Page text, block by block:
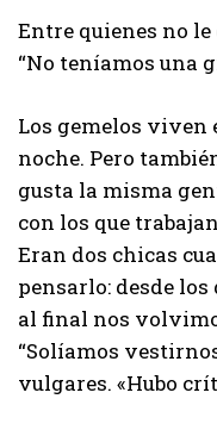
I've
Entre quienes no le
“No teníamos una
Los gemelos viven
noche. Pero
gusta la misma
con los que
Eran dos chicas
pensarlo: desde
al final nos
“Solíamos
vulgares. «Hubo